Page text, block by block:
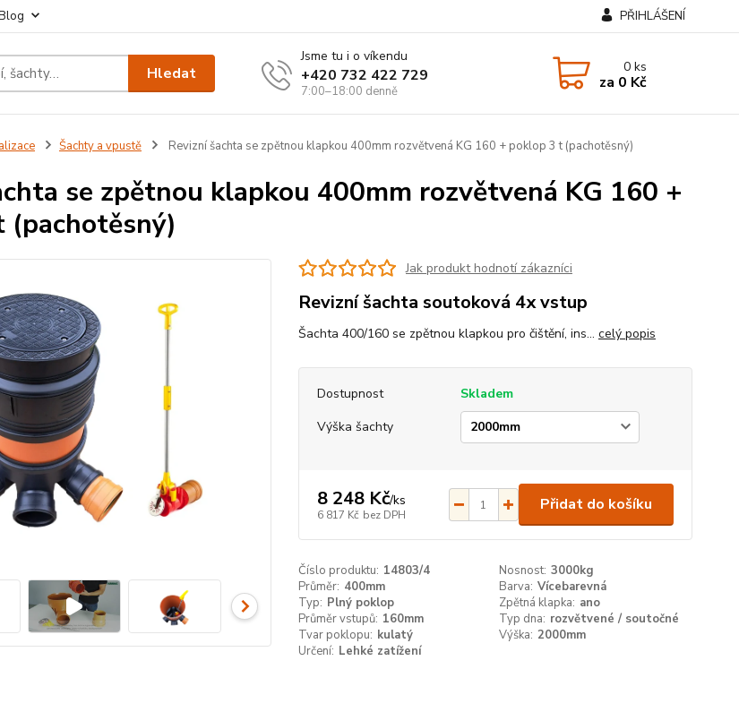
PŘIHLÁŠENÍ
Hledat
Jsme tu i o víkendu
+420 732 422 729
7:00–18:00 denně
0ks
za 0 Kč
Šachty a vpustě Revizní šachta se zpětnou klapkou 400mm rozvětvená KG 160 + poklop 3 t (pachotěsný)
se zpětnou klapkou 400mm rozvětvená KG 160 +
(pachotěsný)
Jak produkt hodnotí zákazníci
Revizní šachta soutoková 4x vstup
Šachta 400/160 se zpětnou klapkou pro čištění, ins... celý popis
Dostupnost
Skladem
Výška šachty
8 248 Kč/ks
6 817 Kč bez DPH
Přidat do košíku
Číslo produktu: 14803/4 Nosnost: 3000kg
Průměr: 400mm Barva: Vícebarevná
Typ: Plný poklop Zpětná klapka: ano
Průměr vstupů: 160mm Typ dna: rozvětvené / soutočné
Tvar poklopu: kulatý Výška: 2000mm
Určení: Lehké zatížení